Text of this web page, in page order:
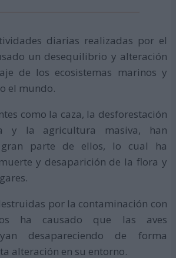
diarias realizadas por el
un desequilibrio y alteración
de los ecosistemas marinos y
el mundo.
como la caza, la desforestación
y la agricultura masiva, han
parte de ellos, lo cual ha
y desaparición de la flora y
por la contaminación con
ha causado que las aves
desapareciendo de forma
alteración en su entorno.